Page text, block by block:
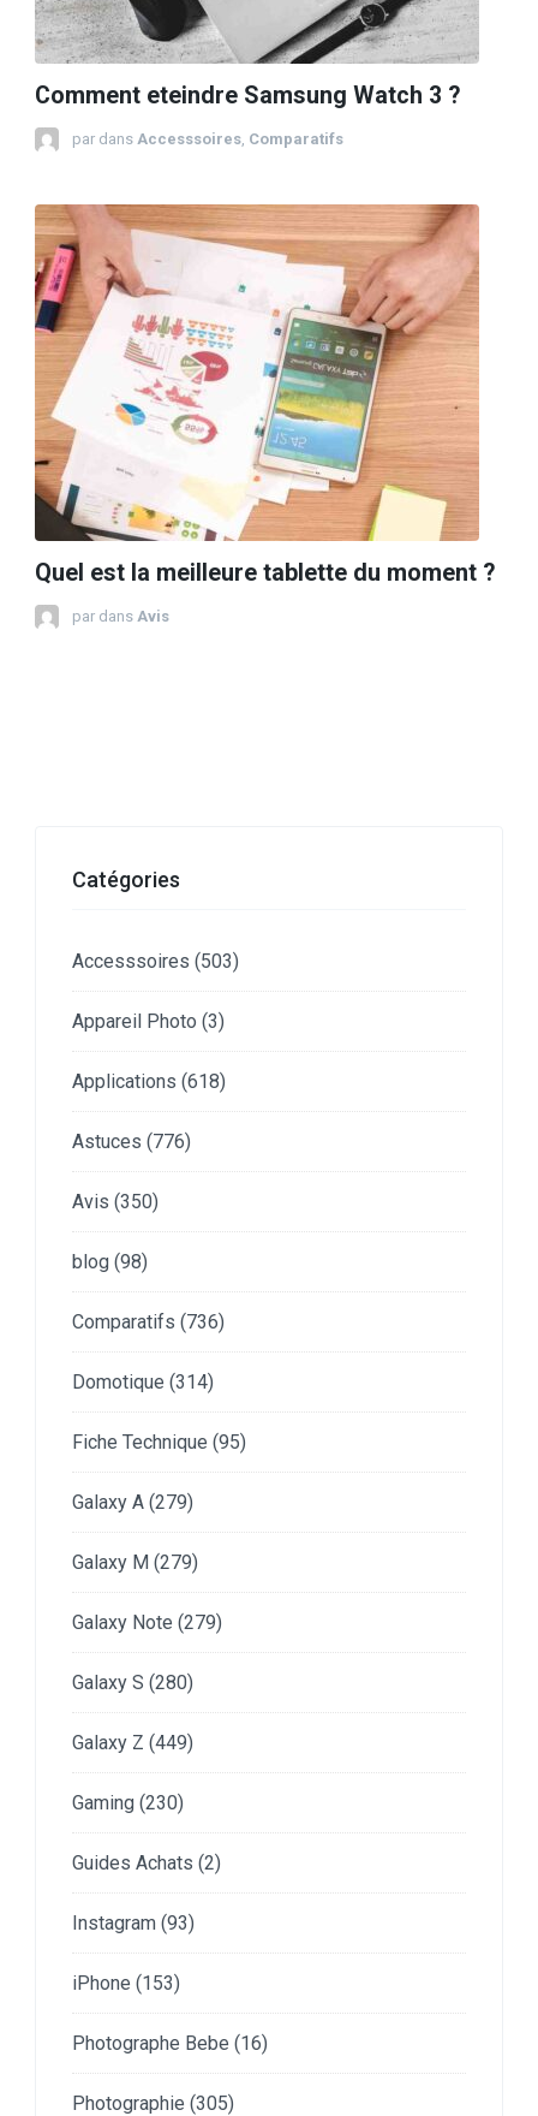
Comment eteindre Samsung Watch 3 ?
par dans Accesssoires Comparatifs
Quel est la meilleure tablette du moment ?
par dans Avis
Catégories
Accesssoires (503)
Appareil Photo (3)
Applications (618)
Astuces (776)
Avis (350)
blog (98)
Comparatifs (736)
Domotique (314)
Fiche Technique (95)
Galaxy A (279)
Galaxy M (279)
Galaxy Note (279)
Galaxy S (280)
Galaxy Z (449)
Gaming (230)
Guides Achats (2)
Instagram (93)
iPhone (153)
Photographe Bebe (16)
Photographie (305)